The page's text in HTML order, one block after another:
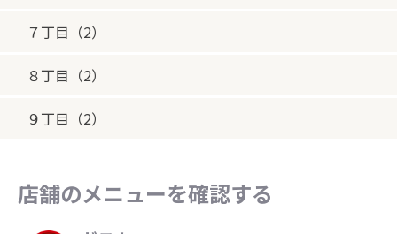
７丁目（2）
８丁目（2）
９丁目（2）
店舗のメニューを確認する